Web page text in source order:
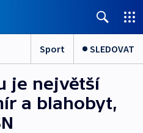
Sport SLEDOVAT
je největší
a blahobyt,